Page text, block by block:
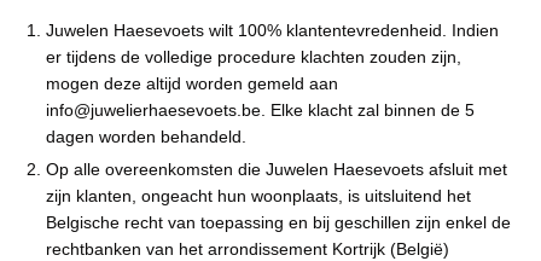
Juwelen Haesevoets wilt 100% klantentevredenheid. Indien
er tijdens de volledige procedure klachten zouden zijn,
mogen deze altijd worden gemeld aan
info@juwelierhaesevoets.be. Elke klacht zal binnen de 5
dagen worden behandeld.
Op alle overeenkomsten die Juwelen Haesevoets afsluit met
zijn klanten, ongeacht hun woonplaats, is uitsluitend het
Belgische recht van toepassing en bij geschillen zijn enkel de
rechtbanken van het arrondissement Kortrijk (België)